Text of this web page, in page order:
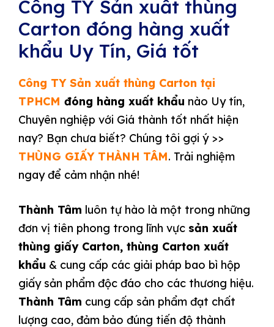
Công TY Sản xuất thùng
Carton đóng hàng xuất
khẩu Uy Tín, Giá tốt
Công TY Sản xuất thùng Carton tại
TPHCM đóng hàng xuất khẩu nào Uy tín,
Chuyên nghiệp với Giá thành tốt nhất hiện
nay? Bạn chưa biết? Chúng tôi gợi ý >>
THÙNG GIẤY THÀNH TÂM. Trải nghiệm
ngay để cảm nhận nhé!
Thành Tâm luôn tự hào là một trong những
đơn vị tiên phong trong lĩnh vực sản xuất
thùng giấy Carton, thùng Carton xuất
khẩu & cung cấp các giải pháp bao bì hộp
giấy sản phẩm độc đáo cho các thương hiệu.
Thành Tâm cung cấp sản phẩm đạt chất
lượng cao, đảm bảo đúng tiến độ thành